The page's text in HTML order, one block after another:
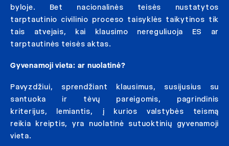
byloje. Bet nacionalinės teisės nustatytos
tarptautinio civilinio proceso taisyklės taikytinos tik
tais atvejais, kai klausimo nereguliuoja ES ar
tarptautinės teisės aktas.
Gyvenamoji vieta: ar nuolatinė?
Pavyzdžiui, sprendžiant klausimus, susijusius su
santuoka ir tėvų pareigomis, pagrindinis
kriterijus, lemiantis, į kurios valstybės teismą
reikia kreiptis, yra nuolatinė sutuoktinių gyvenamoji
vieta.